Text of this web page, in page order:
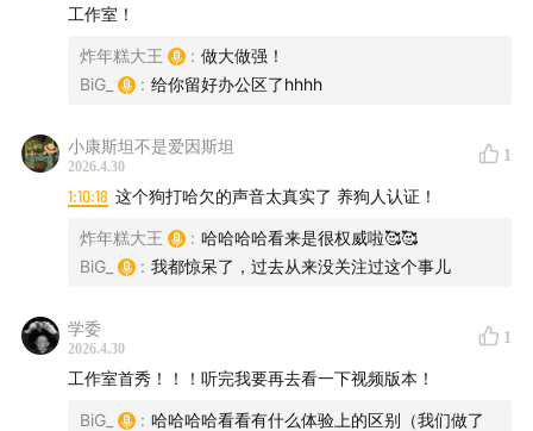
工作室！
炸年糕大王 : 做大做强！
BiG_
: 给你留好办公区了hhhh
小康斯坦不是爱因斯坦
2026.4.30
1
1:10:18 这个狗打哈欠的声音太真实了 养狗人认证！
炸年糕大王 : 哈哈哈哈看来是很权威啦🥰🥰
BiG_
: 我都惊呆了，过去从来没关注过这个事儿
学委
2026.4.30
1
工作室首秀！！！听完我要再去看一下视频版本！
BiG_ : 哈哈哈哈看看有什么体验上的区别（我们做了